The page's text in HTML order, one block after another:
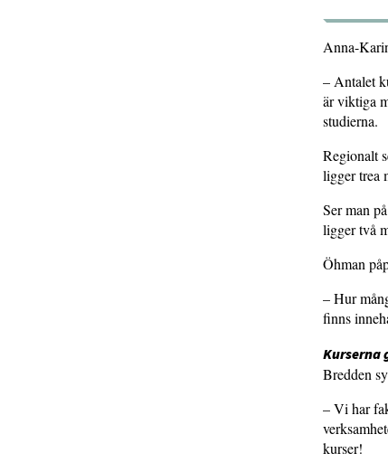
Anna-
– Antalet
är viktiga
studierna.
Regionalt
ligger trea
Ser man
ligger två
Öhman
– Hur
finns
Kurserna
Bredden
– Vi har
kurser!